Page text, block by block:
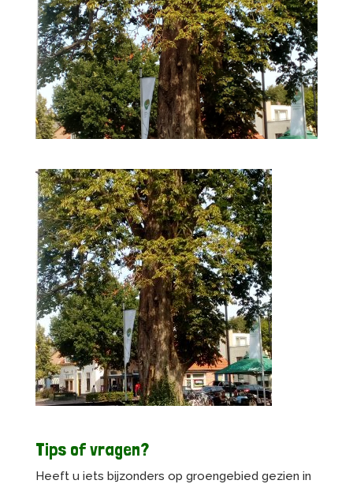
Tips of vragen?
Heeft u iets bijzonders op groengebied gezien in